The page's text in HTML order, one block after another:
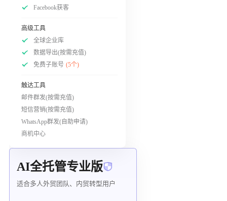
Facebook获客
高级工具
全球企业库
数据导出(按需充值)
免费子账号 (5个)
触达工具
邮件群发(按需充值)
短信营销(按需充值)
WhatsApp群发(自助申请)
商机中心
AI全托管专业版
适合多人外贸团队、内贸转型用户